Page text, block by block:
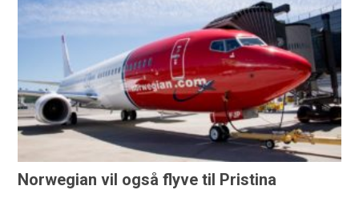
Norwegian vil også flyve til Pristina